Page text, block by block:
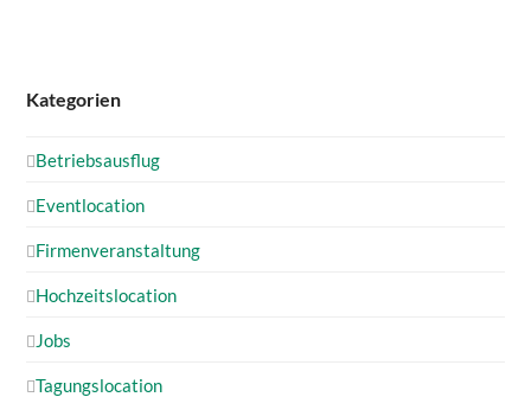
Kategorien
Betriebsausflug
Eventlocation
Firmenveranstaltung
Hochzeitslocation
Jobs
Tagungslocation